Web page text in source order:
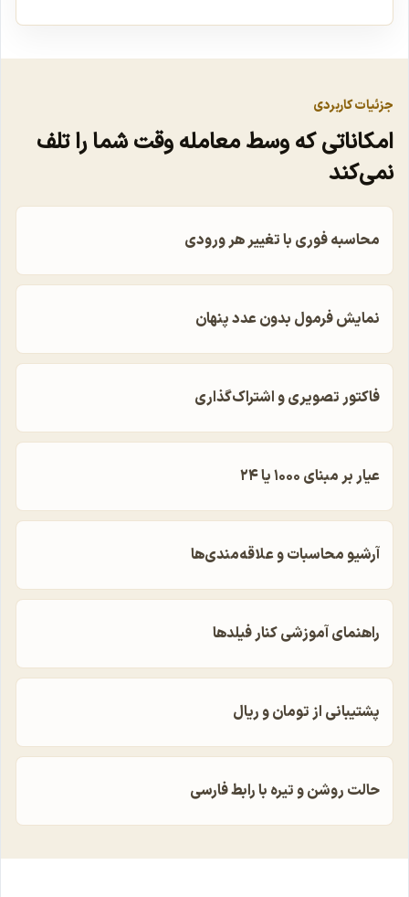
جزئیات کاربردی
امکاناتی که وسط معامله وقت شما را تلف
نمی‌کند
محاسبه فوری با تغییر هر ورودی
نمایش فرمول بدون عدد پنهان
فاکتور تصویری و اشتراک‌گذاری
عیار بر مبنای ۱۰۰۰ یا ۲۴
آرشیو محاسبات و علاقه‌مندی‌ها
راهنمای آموزشی کنار فیلدها
پشتیبانی از تومان و ریال
حالت روشن و تیره با رابط فارسی